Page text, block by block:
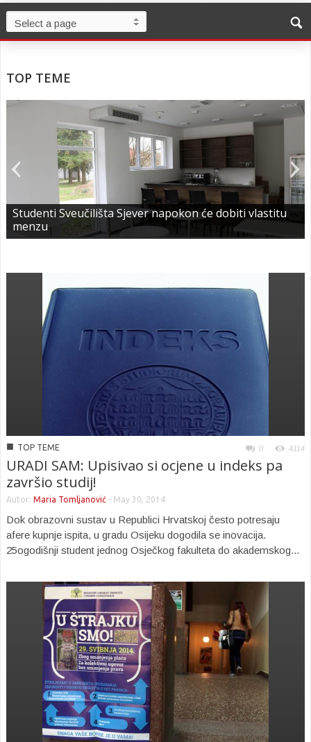
TOP TEME
Studenti Sveučilišta Sjever napokon će dobiti vlastitu
menzu
■ TOP TEME 0 4114
URADI SAM: Upisivao si ocjene u indeks pa
završio studij!
Autor: Maria Tomljanović - May 30, 2014
Dok obrazovni sustav u Republici Hrvatskoj često potresaju
afere kupnje ispita, u gradu Osijeku dogodila se inovacija.
25ogodišnji student jednog Osječkog fakulteta do akademskog...